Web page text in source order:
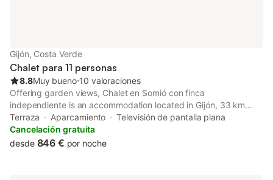
Gijón, Costa Verde
Chalet para 11 personas
8.8Muy bueno⋅10 valoraciones
Offering garden views, Chalet en Somió con finca
independiente is an accommodation located in Gijón, 33 km
from Plaza de España and 34 km from Plaza de la Constitución
Oviedo. This property offers access to a terrace and free
private parking.
Terraza Aparcamiento
Televisión de pantalla plana
Cancelación gratuita
desde 846 € por noche